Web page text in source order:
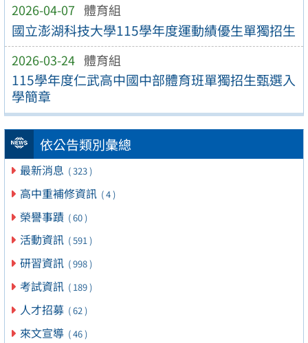
2026-04-07 體育組
國立澎湖科技大學115學年度運動績優生單獨招生
2026-03-24 體育組
115學年度仁武高中國中部體育班單獨招生甄選入
學簡章
依公告類別彙總
最新消息 ( 323 )
高中重補修資訊 ( 4 )
榮譽事蹟 ( 60 )
活動資訊 ( 591 )
研習資訊 ( 998 )
考試資訊 ( 189 )
人才招募 ( 62 )
來文宣導 ( 46 )